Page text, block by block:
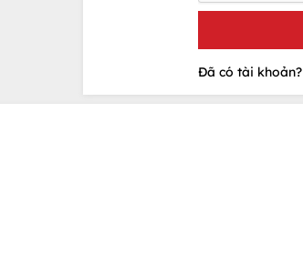
Đã có tài khoản?